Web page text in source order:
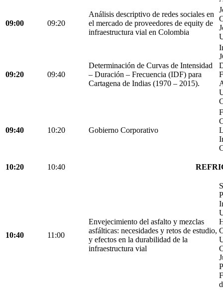
09:00 09:20
Análisis descriptivo de redes sociales en
el mercado de proveedores de equity de
infraestructura vial en Colombia
09:20 09:40
Determinación de Curvas de Intensidad
– Duración – Frecuencia (IDF) para
Cartagena de Indias (1970 – 2015).
09:40 10:20 Gobierno Corporativo
10:20 10:40
10:40 11:00
Envejecimiento del asfalto y mezclas
asfálticas: necesidades y retos de estudio,
y efectos en la durabilidad de la
infraestructura vial